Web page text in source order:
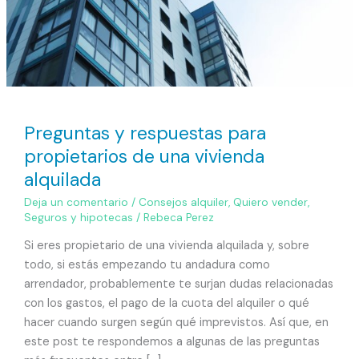
Preguntas y respuestas para
propietarios de una vivienda
alquilada
Deja un comentario / Consejos alquiler, Quiero vender,
Seguros y hipotecas / Rebeca Perez
Si eres propietario de una vivienda alquilada y, sobre
todo, si estás empezando tu andadura como
arrendador, probablemente te surjan dudas relacionadas
con los gastos, el pago de la cuota del alquiler o qué
hacer cuando surgen según qué imprevistos. Así que, en
este post te respondemos a algunas de las preguntas
alquilada